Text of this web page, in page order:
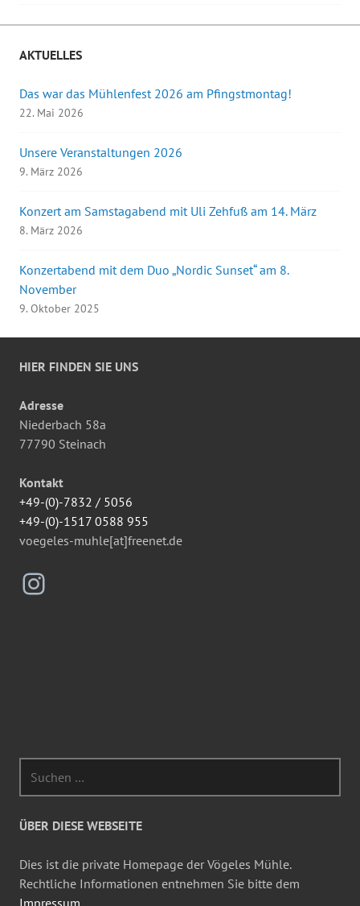
AKTUELLES
Das war das Mühlenfest 2026 am Pfingstmontag!
22. Mai 2026
Unsere Veranstaltungen 2026
9. März 2026
Konzert am Samstagabend mit Uli Zehfuß am 14. März
8. März 2026
Konzertabend mit dem Duo „Nordic Sunset“ am 8.
November
9. Oktober 2025
HIER FINDEN SIE UNS
Adresse
Niederbach 58a
77790 Steinach
Kontakt
+49-(0)-7832 / 5056
+49-(0)-1517 0588 955
voegeles-muhle[at]freenet.de
Instagram
nach:
ÜBER DIESE WEBSEITE
Dies ist die private Homepage der Vögeles Mühle.
Rechtliche Informationen entnehmen Sie bitte dem
Impressum